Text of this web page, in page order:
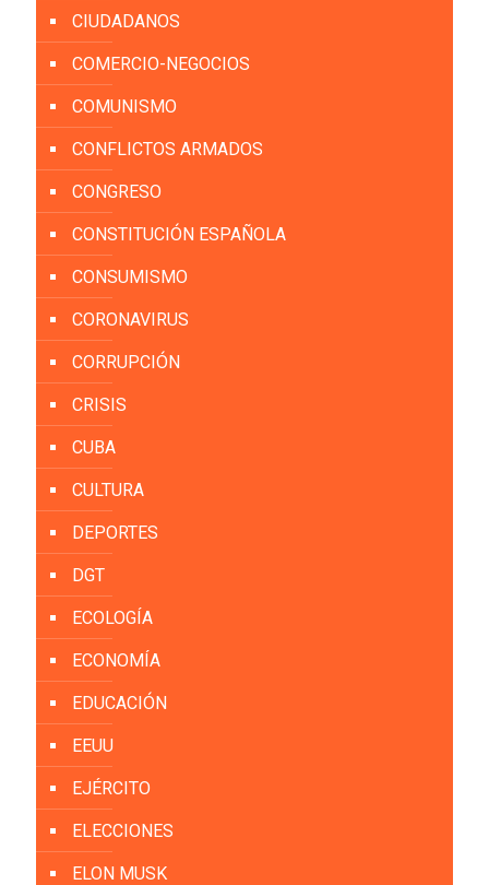
CIUDADANOS
COMERCIO-NEGOCIOS
COMUNISMO
CONFLICTOS ARMADOS
CONGRESO
CONSTITUCIÓN ESPAÑOLA
CONSUMISMO
CORONAVIRUS
CORRUPCIÓN
CRISIS
CUBA
CULTURA
DEPORTES
DGT
ECOLOGÍA
ECONOMÍA
EDUCACIÓN
EEUU
EJÉRCITO
ELECCIONES
ELON MUSK